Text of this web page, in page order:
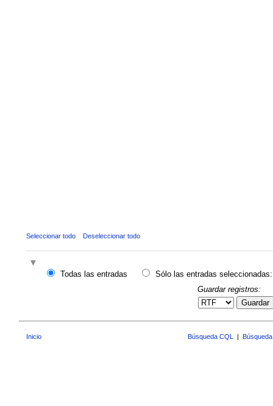
Seleccionar todo Deseleccionar todo
Todas las entradas
Sólo las entradas seleccionadas:
Guardar registros:
Guardar
Inicio Búsqueda CQL